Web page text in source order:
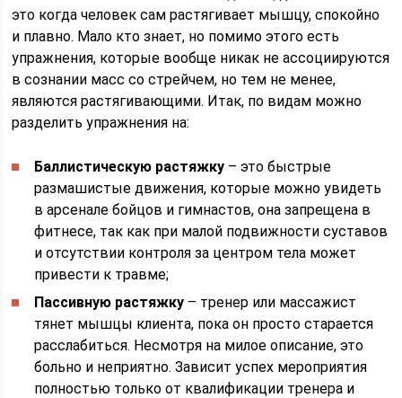
это когда человек сам растягивает мышцу, спокойно
и плавно. Мало кто знает, но помимо этого есть
упражнения, которые вообще никак не ассоциируются
в сознании масс со стрейчем, но тем не менее,
являются растягивающими. Итак, по видам можно
разделить упражнения на:
Баллистическую растяжку – это быстрые
размашистые движения, которые можно увидеть
в арсенале бойцов и гимнастов, она запрещена в
фитнесе, так как при малой подвижности суставов
и отсутствии контроля за центром тела может
привести к травме;
Пассивную растяжку – тренер или массажист
тянет мышцы клиента, пока он просто старается
расслабиться. Несмотря на милое описание, это
больно и неприятно. Зависит успех мероприятия
полностью только от квалификации тренера и